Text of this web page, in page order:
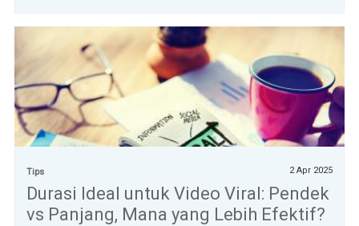
Tips 2 Apr 2025
Durasi Ideal untuk Video Viral: Pendek
vs Panjang, Mana yang Lebih Efektif?